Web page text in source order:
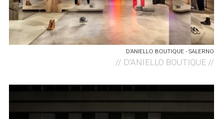
D’ANIELLO BOUTIQUE - SALERNO
// D’ANIELLO BOUTIQUE //